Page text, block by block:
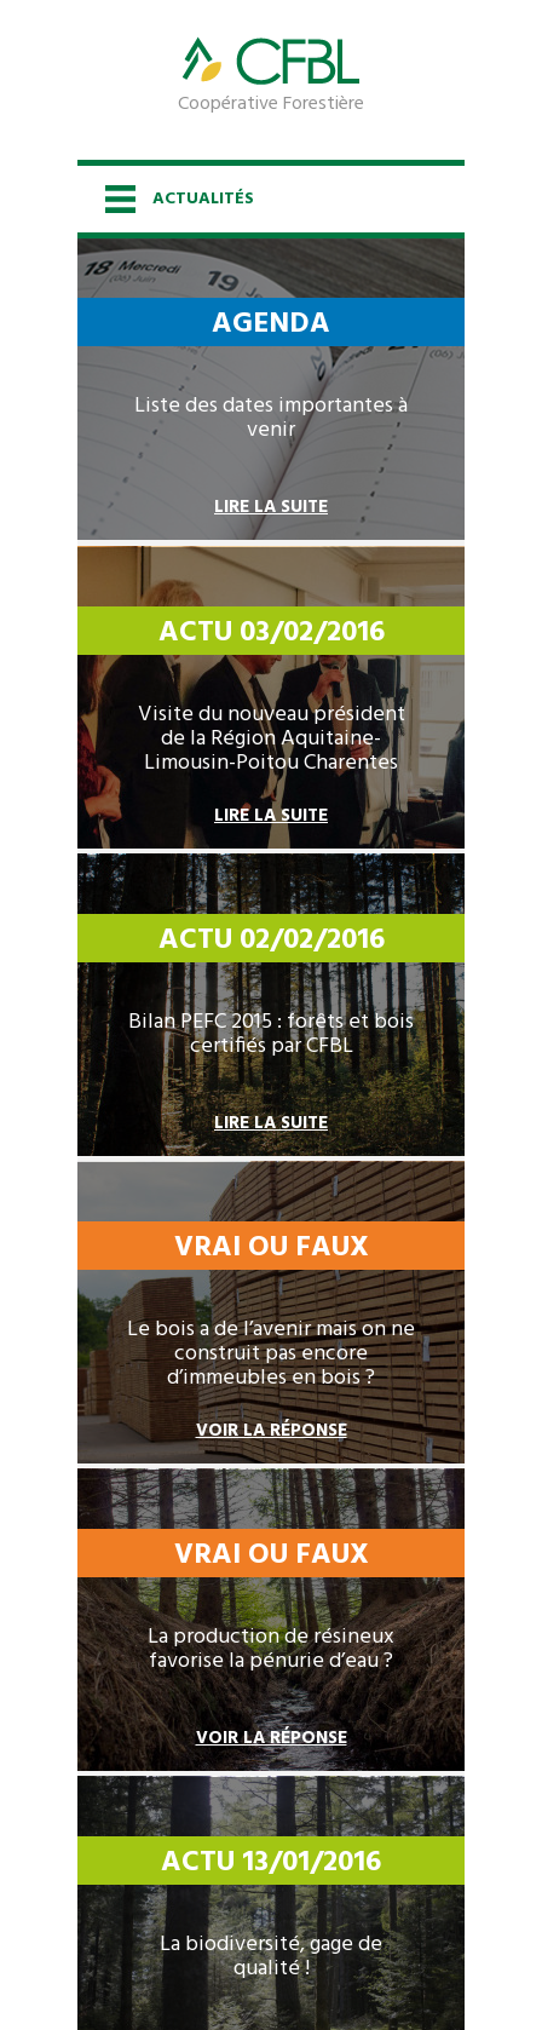
Coopérative Forestière
ACTUALITÉS
ACCUEIL
LA COOPÉRATIVE
LES SERVICES
ESPACE PROPRIÉTAIRE
VENTES GROUPÉES
ACTUALITÉS
CONTACT
ACTU 03/02/2016
Visite du nouveau président
de la Région Aquitaine-
Limousin-Poitou Charentes
LIRE LA SUITE
ACTU 02/02/2016
Bilan PEFC 2015 : forêts et bois
certifiés par CFBL
LIRE LA SUITE
VRAI OU FAUX
Le bois a de l’avenir mais on ne
construit pas encore
d’immeubles en bois ?
VOIR LA RÉPONSE
VRAI OU FAUX
La production de résineux
favorise la pénurie d’eau ?
VOIR LA RÉPONSE
ACTU 13/01/2016
La biodiversité, gage de
qualité !
AGENDA
Liste des dates importantes à
venir
LIRE LA SUITE